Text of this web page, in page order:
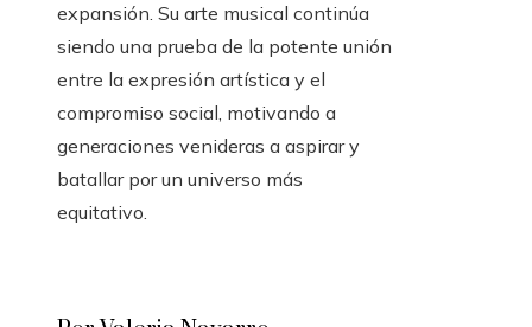
expansión. Su arte musical continúa
siendo una prueba de la potente unión
entre la expresión artística y el
compromiso social, motivando a
generaciones venideras a aspirar y
batallar por un universo más
equitativo.